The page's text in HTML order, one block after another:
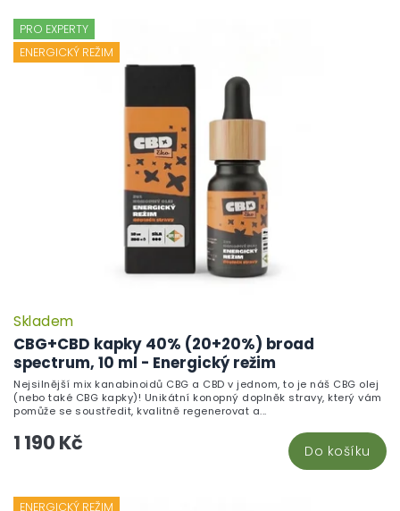
V
ý
p
PRO EXPERTY
ENERGICKÝ REŽIM
CBG+CBD kapky 40% (20+20%) broad
spectrum, 10 ml - Energický režim
Skladem
1 190 Kč Do košíku
Nejsilnější mix kanabinoidů CBG a CBD v jednom, to je náš CBG olej
(nebo také CBG kapky)! Unikátní konopný doplněk stravy, který vám
pomůže se soustředit, kvalitně regenerovat a...
ENERGICKÝ REŽIM